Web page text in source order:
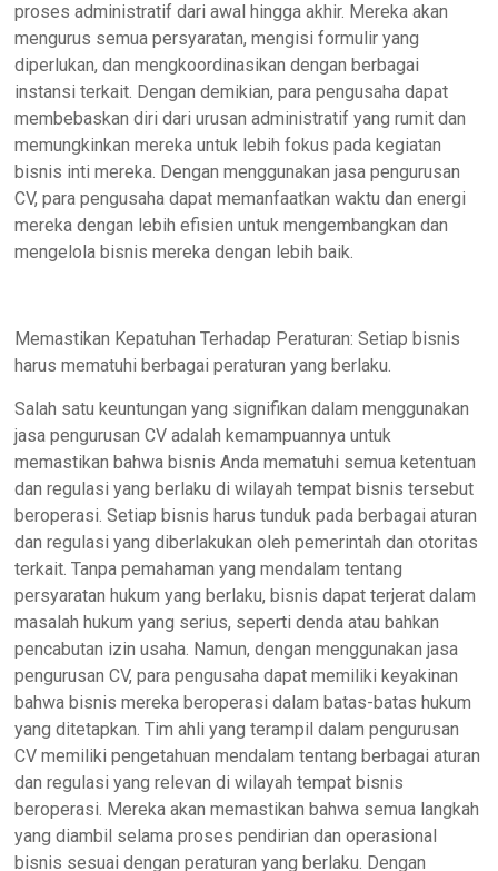
proses administratif dari awal hingga akhir. Mereka akan
mengurus semua persyaratan, mengisi formulir yang
diperlukan, dan mengkoordinasikan dengan berbagai
instansi terkait. Dengan demikian, para pengusaha dapat
membebaskan diri dari urusan administratif yang rumit dan
memungkinkan mereka untuk lebih fokus pada kegiatan
bisnis inti mereka. Dengan menggunakan jasa pengurusan
CV, para pengusaha dapat memanfaatkan waktu dan energi
mereka dengan lebih efisien untuk mengembangkan dan
mengelola bisnis mereka dengan lebih baik.
Memastikan Kepatuhan Terhadap Peraturan: Setiap bisnis
harus mematuhi berbagai peraturan yang berlaku.
Salah satu keuntungan yang signifikan dalam menggunakan
jasa pengurusan CV adalah kemampuannya untuk
memastikan bahwa bisnis Anda mematuhi semua ketentuan
dan regulasi yang berlaku di wilayah tempat bisnis tersebut
beroperasi. Setiap bisnis harus tunduk pada berbagai aturan
dan regulasi yang diberlakukan oleh pemerintah dan otoritas
terkait. Tanpa pemahaman yang mendalam tentang
persyaratan hukum yang berlaku, bisnis dapat terjerat dalam
masalah hukum yang serius, seperti denda atau bahkan
pencabutan izin usaha. Namun, dengan menggunakan jasa
pengurusan CV, para pengusaha dapat memiliki keyakinan
bahwa bisnis mereka beroperasi dalam batas-batas hukum
yang ditetapkan. Tim ahli yang terampil dalam pengurusan
CV memiliki pengetahuan mendalam tentang berbagai aturan
dan regulasi yang relevan di wilayah tempat bisnis
beroperasi. Mereka akan memastikan bahwa semua langkah
yang diambil selama proses pendirian dan operasional
bisnis sesuai dengan peraturan yang berlaku. Dengan